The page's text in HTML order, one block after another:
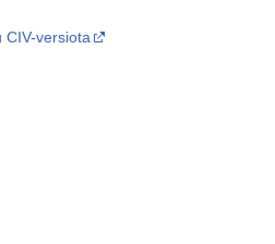
CIV-versiota